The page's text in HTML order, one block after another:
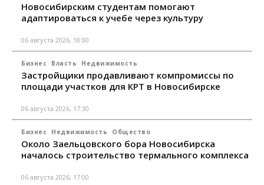
Новосибирским студентам помогают
адаптироваться к учебе через культуру
06 августа 2026, 18:00
Бизнес Власть Недвижимость
Застройщики продавливают компромиссы по
площади участков для КРТ в Новосибирске
06 августа 2026, 17:30
Бизнес Недвижимость Общество
Около Заельцовского бора Новосибирска
началось строительство термального комплекса
06 августа 2026, 17:00